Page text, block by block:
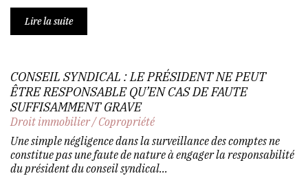
Lire la suite
CONSEIL SYNDICAL : LE PRÉSIDENT NE PEUT
ÊTRE RESPONSABLE QU’EN CAS DE FAUTE
SUFFISAMMENT GRAVE
Droit immobilier/Copropriété
Une simple négligence dans la surveillance des comptes ne
constitue pas une faute de nature à engager la responsabilité
du président du conseil syndical...